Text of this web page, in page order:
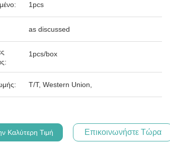
1pcs
as discussed
1pcs/box
T/T, Western Union,
Καλύτερη Τιμή Επικοινωνήστε Τώρα